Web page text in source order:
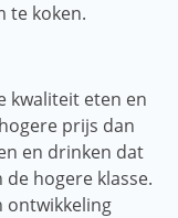
te koken.
kwaliteit eten en
prijs dan
en drinken dat
hogere klasse.
ontwikkeling